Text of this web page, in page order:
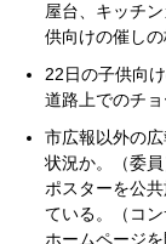
屋台、キッチ
供向けの催し
22日の子供向
道路上でのチ
市広報以外の
状況か。（委員
ポスターを公
ている。（コン
ホームページ